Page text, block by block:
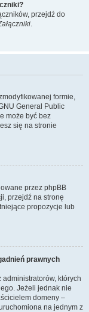
przejdź do
.
formie,
General Public
może być bez
się na stronie
przez phpBB
przejdź na stronę
propozycje lub
prawnych
których
Jeżeli jednak nie
domeny –
na jednym z